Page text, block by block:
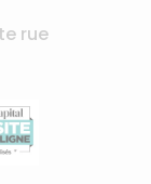
rue